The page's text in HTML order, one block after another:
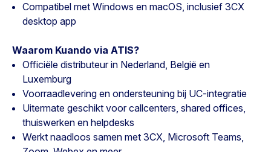
Compatibel met Windows en macOS, inclusief 3CX
desktop app
Waarom Kuando via ATIS?
Officiële distributeur in Nederland, België en
Luxemburg
Voorraadlevering en ondersteuning bij UC-integratie
Uitermate geschikt voor callcenters, shared offices,
thuiswerken en helpdesks
Werkt naadloos samen met 3CX, Microsoft Teams,